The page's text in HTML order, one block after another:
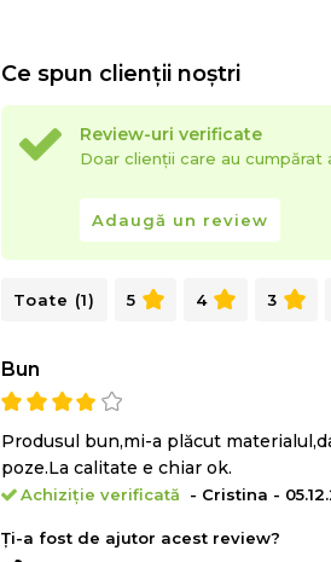
Ce spun clienții noștri
Review-uri verificate
Doar clienții care au
Adaugă un review
Toate (1) 5 4 3
Bun
Produsul bun,mi-a plăcut
poze.La calitate e chiar ok.
Achiziție verificată - Cristina -
Ți-a fost de ajutor acest review?